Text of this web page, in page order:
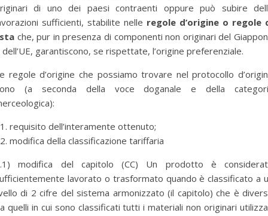
di uno dei paesi contraenti oppure può subire
sufficienti, stabilite nelle regole d’origine o regole
che, pur in presenza di componenti non originari del
dell’UE, garantiscono, se rispettate, l’origine preferenziale.
regole d’origine che possiamo trovare nel protocollo
(a seconda della voce doganale e della
requisito dell’interamente ottenuto;
modifica della classificazione tariffaria
modifica del capitolo (CC) Un prodotto è
lavorato o trasformato quando è classificato a
di 2 cifre del sistema armonizzato (il capitolo) che è
quelli in cui sono classificati tutti i materiali non originari